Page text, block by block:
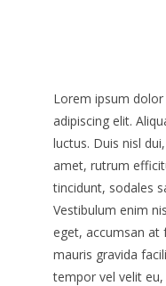
Lorem ipsum
adipiscing elit.
luctus. Duis nisl
amet, rutrum
tincidunt, sodales
Vestibulum enim
eget, accumsan at
mauris gravida
tempor vel velit